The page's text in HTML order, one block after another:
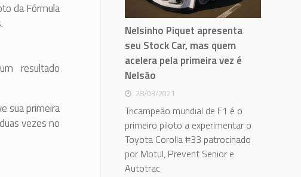
da Fórmula
resultado
sua primeira
vezes no
Nelsinho Piquet apresenta
seu Stock Car, mas quem
acelera pela primeira vez é
Nelsão
28/03/2021
Tricampeão mundial de F1 é o
primeiro piloto a experimentar o
Toyota Corolla #33 patrocinado
por Motul, Prevent Senior e
Autotrac